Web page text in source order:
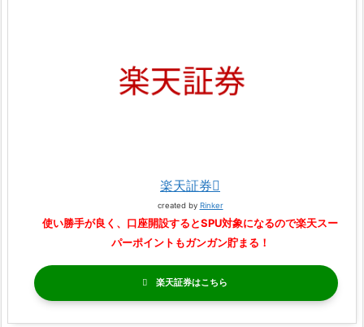
楽天証券
created by Rinker
使い勝手が良く、口座開設するとSPU対象になるので楽天スー
パーポイントもガンガン貯まる！
楽天証券